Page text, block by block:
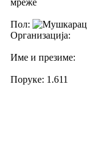
Пол:
Организација:
Име и презиме:
Поруке: 1.611